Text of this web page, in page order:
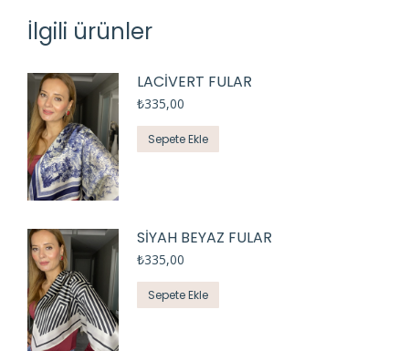
İlgili ürünler
LACİVERT FULAR
₺335,00
Sepete Ekle
SİYAH BEYAZ FULAR
₺335,00
Sepete Ekle